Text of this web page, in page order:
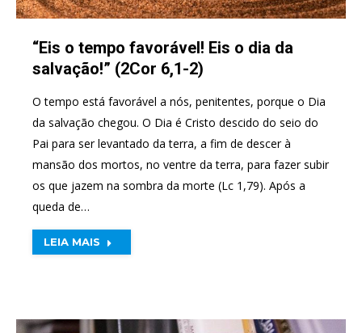
“Eis o tempo favorável! Eis o dia da
salvação!” (2Cor 6,1-2)
O tempo está favorável a nós, penitentes, porque o Dia
da salvação chegou. O Dia é Cristo descido do seio do
Pai para ser levantado da terra, a fim de descer à
mansão dos mortos, no ventre da terra, para fazer subir
os que jazem na sombra da morte (Lc 1,79). Após a
queda de…
LEIA MAIS